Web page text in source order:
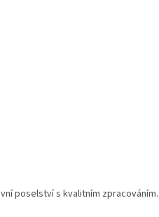
poselství s kvalitním